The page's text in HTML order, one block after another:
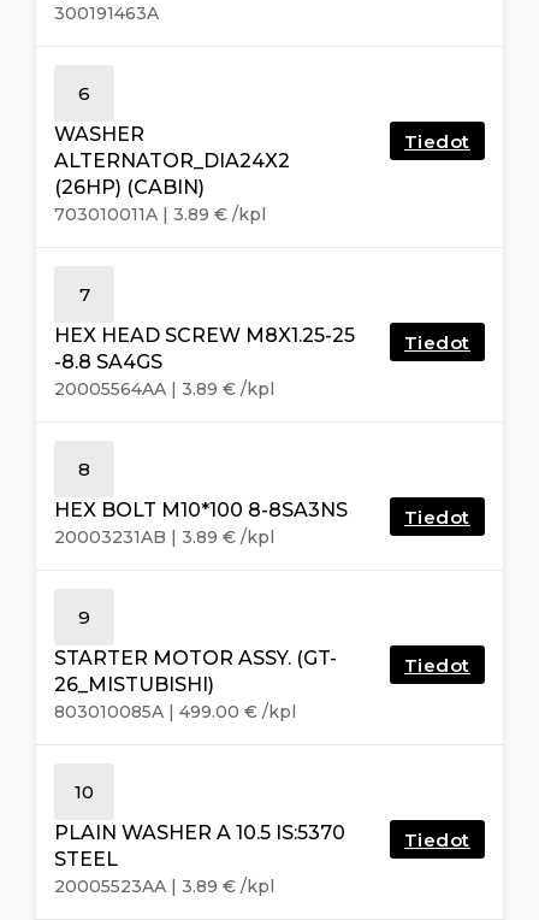
300191463A
6
WASHER
ALTERNATOR_DIA24X2
(26HP) (CABIN)
703010011A | 3.89 € /kpl
Tiedot
7
HEX HEAD SCREW M8X1.25-25
-8.8 SA4GS
20005564AA | 3.89 € /kpl
Tiedot
8
HEX BOLT M10*100 8-8SA3NS
20003231AB | 3.89 € /kpl
Tiedot
9
STARTER MOTOR ASSY. (GT-
26_MISTUBISHI)
803010085A | 499.00 € /kpl
Tiedot
10
PLAIN WASHER A 10.5 IS:5370
STEEL
20005523AA | 3.89 € /kpl
Tiedot